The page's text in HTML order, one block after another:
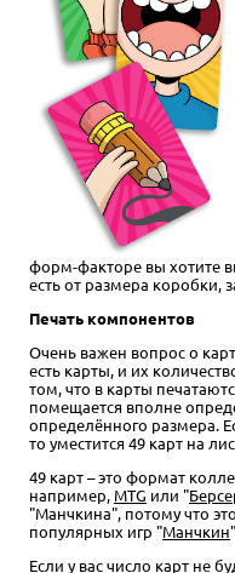
форм-факторе вы хотите
есть от размера коробки,
Печать компонентов
Очень важен вопрос о
есть карты, и их
том, что в карты
помещается вполне
определённого размера.
то уместится 49 карт на
49 карт – это формат
например, MTG или "
"Манчкина", потому что
популярных игр "Манчкин
Если у вас число карт не